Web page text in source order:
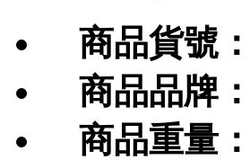
商品貨號：
商品品牌：
商品重量：